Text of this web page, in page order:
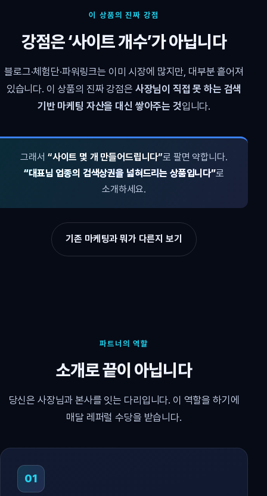
이 상품의 진짜 강점
강점은 ‘사이트 개수’가 아닙니다
블로그·체험단·파워링크는 이미 시장에 많지만, 대부분 흩어져
있습니다. 이 상품의 진짜 강점은 사장님이 직접 못 하는 검색
기반 마케팅 자산을 대신 쌓아주는 것입니다.
그래서 “사이트 몇 개 만들어드립니다”로 팔면 약합니다.
“대표님 업종의 검색상권을 넓혀드리는 상품입니다”로
소개하세요.
기존 마케팅과 뭐가 다른지 보기
파트너의 역할
소개로 끝이 아닙니다
당신은 사장님과 본사를 잇는 다리입니다. 이 역할을 하기에
매달 레퍼럴 수당을 받습니다.
01